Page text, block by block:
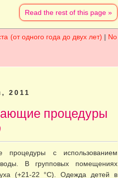
Read the rest of this page »
(от одного года до двух лет) | No
2011
процедуры
процедуры с использова­нием
воды. В групповых помеще­ниях
(+21-22 °С). Одежда детей в